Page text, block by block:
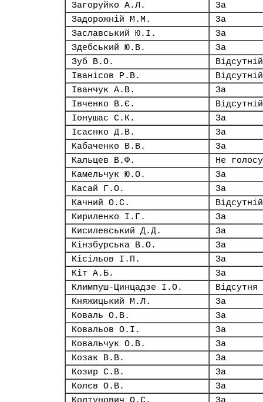
Загоруйко А.Л.
За
Задорожній М.М.
За
Заславський Ю.І.
За
Здебський Ю.В.
За
Зуб В.О.
Відсутній
Іванісов Р.В.
Відсутній
Іванчук А.В.
За
Івченко В.Є.
Відсутній
Іонушас С.К.
За
Ісаєнко Д.В.
За
Кабаченко В.В.
За
Кальцев В.Ф.
Не
Камельчук Ю.О.
За
Касай Г.О.
За
Качний О.С.
Відсутній
Кириленко І.Г.
За
Кисилевський Д.Д.
За
Кінзбурська В.О.
За
Кісільов І.П.
За
Кіт А.Б.
За
Климпуш-Цинцадзе І.О.
Відсутня
Княжицький М.Л.
За
Коваль О.В.
За
Ковальов О.І.
За
Ковальчук О.В.
За
Козак В.В.
За
Козир С.В.
За
Колєв О.В.
За